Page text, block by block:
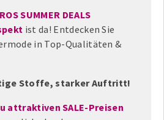
SUMMER DEALS
ist da! Entdecken Sie
in Top-Qualitäten &
Stoffe, starker Auftritt!
attraktiven SALE-Preisen